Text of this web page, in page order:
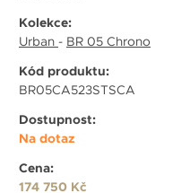
Kolekce:
Urban - BR 05 Chrono
Kód produktu:
BR05CA523STSCA
Dostupnost:
Na dotaz
Cena:
174 750 Kč